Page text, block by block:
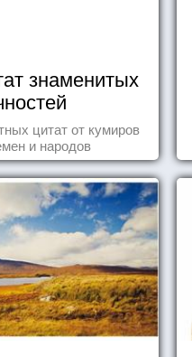
знаменитых
цитат от кумиров
и народов